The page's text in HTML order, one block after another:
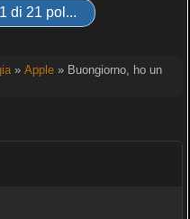
di 21 pol...
» Apple» Buongiorno, ho un